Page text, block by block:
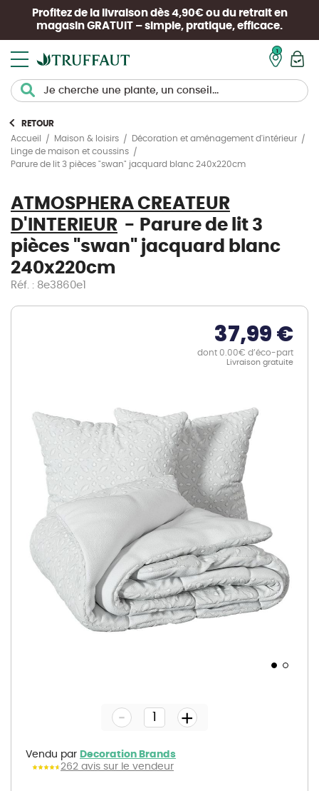
Profitez de la livraison dès 4,90€ ou du retrait en
magasin GRATUIT – simple, pratique, efficace.
RETOUR
Accueil
Maison & loisirs
Décoration et aménagement d'intérieur
Linge de maison et coussins
Parure de lit 3 pièces "swan" jacquard blanc 240x220cm
ATMOSPHERA CREATEUR
D'INTERIEUR
Parure de lit 3
pièces "swan" jacquard blanc
240x220cm
Réf. : 8e3860e1
37,99 €
dont 0.00€ d’éco-part
Livraison gratuite
end
images
gallery
Vendu par Decoration Brands
262 avis sur le vendeur
- +